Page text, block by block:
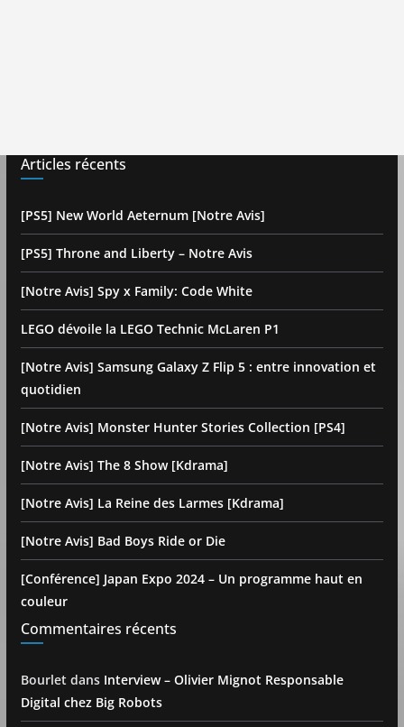
Articles récents
[PS5] New World Aeternum [Notre Avis]
[PS5] Throne and Liberty – Notre Avis
[Notre Avis] Spy x Family: Code White
LEGO dévoile la LEGO Technic McLaren P1
[Notre Avis] Samsung Galaxy Z Flip 5 : entre innovation et
quotidien
[Notre Avis] Monster Hunter Stories Collection [PS4]
[Notre Avis] The 8 Show [Kdrama]
[Notre Avis] La Reine des Larmes [Kdrama]
[Notre Avis] Bad Boys Ride or Die
[Conférence] Japan Expo 2024 – Un programme haut en
couleur
Commentaires récents
Bourlet dans Interview – Olivier Mignot Responsable
Digital chez Big Robots